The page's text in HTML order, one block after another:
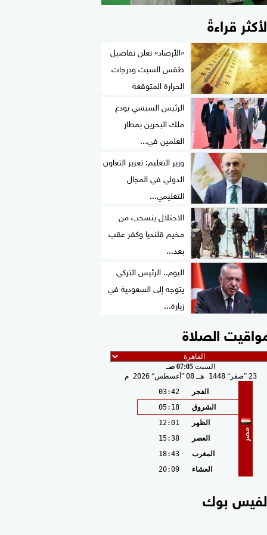
قراءةً
«الأرصاد» تعلن تفاصيل
طقس السبت ودرجات
الحرارة المتوقعة
الرئيس السيسي يودع
ملك البحرين بمطار
العلمين في...
وزير التعليم: تعزيز التعاون
الدولي في المجال
التعليمي...
الاحتلال ينسحب من
مخيم قلنديا وكفر عقب
بعد...
اليوم.. الرئيس التركي
يتوجه إلى السعودية في
زيارة...
الصلاة
السبت 07:05 صـ
23 صفر 1448 هـ 08 أغسطس 2026 م
مصر
الفجر
03:42
الشروق
05:18
الظهر
12:01
العصر
15:38
المغرب
18:43
العشاء
20:09
بوك